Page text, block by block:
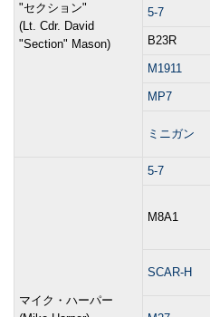
"セクション"
(Lt. Cdr. David
"Section" Mason)
5-7
B23R
M1911
MP7
ミニガン
マイク・ハーパー
5-7
M8A1
SCAR-H